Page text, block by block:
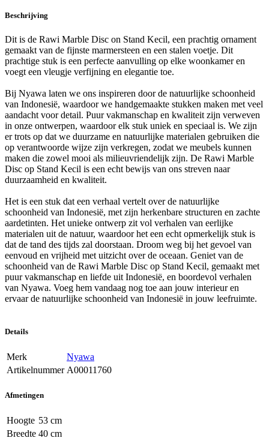
Beschrijving
Dit is de Rawi Marble Disc on Stand Kecil, een prachtig ornament
gemaakt van de fijnste marmersteen en een stalen voetje. Dit
prachtige stuk is een perfecte aanvulling op elke woonkamer en
voegt een vleugje verfijning en elegantie toe.
Bij Nyawa laten we ons inspireren door de natuurlijke schoonheid
van Indonesië, waardoor we handgemaakte stukken maken met veel
aandacht voor detail. Puur vakmanschap en kwaliteit zijn verweven
in onze ontwerpen, waardoor elk stuk uniek en speciaal is. We zijn
er trots op dat we duurzame en natuurlijke materialen gebruiken die
op verantwoorde wijze zijn verkregen, zodat we meubels kunnen
maken die zowel mooi als milieuvriendelijk zijn. De Rawi Marble
Disc op Stand Kecil is een echt bewijs van ons streven naar
duurzaamheid en kwaliteit.
Het is een stuk dat een verhaal vertelt over de natuurlijke
schoonheid van Indonesië, met zijn herkenbare structuren en zachte
aardetinten. Het unieke ontwerp zit vol verhalen van eerlijke
materialen uit de natuur, waardoor het een echt opmerkelijk stuk is
dat de tand des tijds zal doorstaan. Droom weg bij het gevoel van
eenvoud en vrijheid met uitzicht over de oceaan. Geniet van de
schoonheid van de Rawi Marble Disc op Stand Kecil, gemaakt met
puur vakmanschap en liefde uit Indonesië, en boordevol verhalen
van Nyawa. Voeg hem vandaag nog toe aan jouw interieur en
ervaar de natuurlijke schoonheid van Indonesië in jouw leefruimte.
Details
Merk
Nyawa
Artikelnummer A00011760
Afmetingen
Hoogte 53 cm
Breedte 40 cm